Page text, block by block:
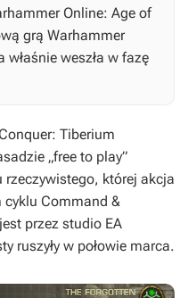
Online: Age of
grą Warhammer
weszła w fazę
Tiberium
„free to play”
której akcja
cyklu Command &
przez studio EA
ruszyły w połowie marca.